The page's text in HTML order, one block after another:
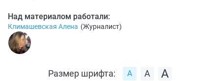
Над материалом работали:
Климашевская Алена (Журналист)
Размер шрифта: